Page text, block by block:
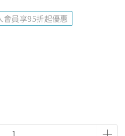
會員享95折起優惠